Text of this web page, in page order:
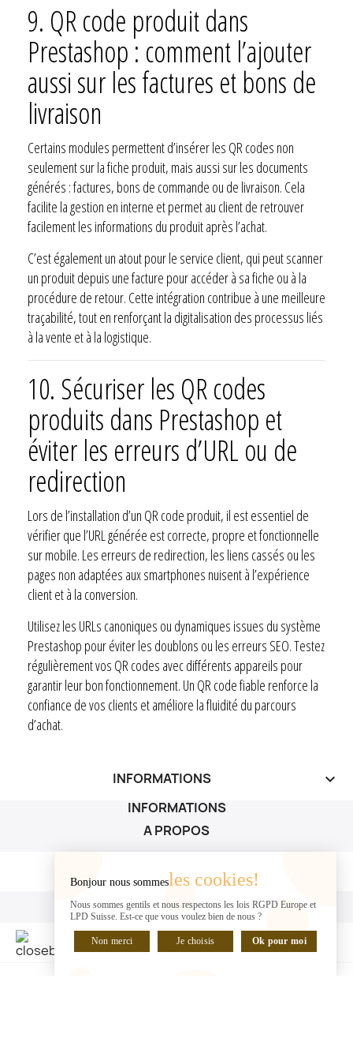
9. QR code produit dans
Prestashop : comment l’ajouter
aussi sur les factures et bons de
livraison
Certains modules permettent d’insérer les QR codes non
seulement sur la fiche produit, mais aussi sur les documents
générés : factures, bons de commande ou de livraison. Cela
facilite la gestion en interne et permet au client de retrouver
facilement les informations du produit après l’achat.
C’est également un atout pour le service client, qui peut scanner
un produit depuis une facture pour accéder à sa fiche ou à la
procédure de retour. Cette intégration contribue à une meilleure
traçabilité, tout en renforçant la digitalisation des processus liés
à la vente et à la logistique.
10. Sécuriser les QR codes
produits dans Prestashop et
éviter les erreurs d’URL ou de
redirection
Lors de l’installation d’un QR code produit, il est essentiel de
vérifier que l’URL générée est correcte, propre et fonctionnelle
sur mobile. Les erreurs de redirection, les liens cassés ou les
pages non adaptées aux smartphones nuisent à l’expérience
client et à la conversion.
Utilisez les URLs canoniques ou dynamiques issues du système
Prestashop pour éviter les doublons ou les erreurs SEO. Testez
régulièrement vos QR codes avec différents appareils pour
garantir leur bon fonctionnement. Un QR code fiable renforce la
confiance de vos clients et améliore la fluidité du parcours
d’achat.
INFORMATIONS keyboard_arrow_down
INFORMATIONS
A PROPOS
A PROPOS
VOTRE COMPTE
VOTRE COMPTE
Bonjour nous sommesles cookies!
Nous sommes gentils et nous respectons les lois RGPD Europe et
LPD Suisse. Est-ce que vous voulez bien de nous ?
Non merci Je choisis Ok pour moi
DISCUTER EN LIGNE